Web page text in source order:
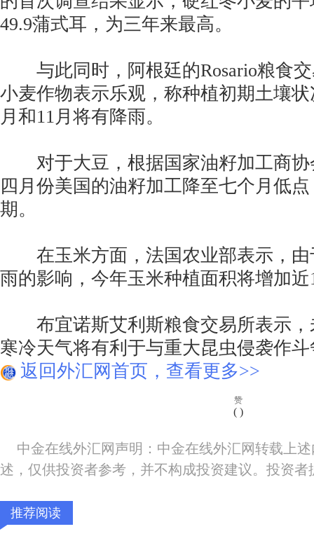
49.9蒲式耳，为三年来最高。
与此同时，阿根廷的Rosario粮食交
小麦作物表示乐观，称种植初期土壤
月和11月将有降雨。
对于大豆，根据国家油籽加工商协
四月份美国的油籽加工降至七个月低
期。
在玉米方面，法国农业部表示，由
雨的影响，今年玉米种植面积将增加近
布宜诺斯艾利斯粮食交易所表示，
寒冷天气将有利于与重大昆虫侵袭作
返回外汇网首页，查看更多>>
赞
( )
中金在线外汇网声明：中金在线外汇网转载上
述，仅供投资者参考，并不构成投资建议。投资
推荐阅读